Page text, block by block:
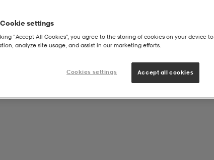
settings
“Accept All Cookies”, you agree to the storing of cookies on your device
analyze site usage, and assist in our marketing efforts.
Cookies settings Accept all cookies